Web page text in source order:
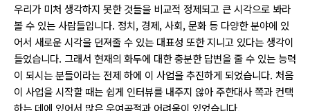
우리가 미처 생각하지 못한 것들을 비교적 정제되고 큰 시각으로 봐라
볼 수 있는 사람들입니다. 정치, 경제, 사회, 문화 등 다양한 분야에 있
어서 새로운 시각을 던져줄 수 있는 대표성 또한 지니고 있다는 생각이
들었습니다. 그래서 현재의 화두에 대한 충분한 답변을 줄 수 있는 능력
이 되시는 분들이라는 전제 하에 이 사업을 추진하게 되었습니다. 처음
이 사업을 시작할 때는 쉽게 인터뷰를 내주지 않아 주한대사 쪽과 컨택
하는 데에 있어서 많은 우여곡절과 어려움이 있었습니다.